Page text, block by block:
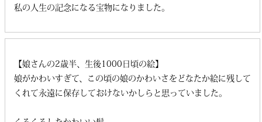
私の人生の記念になる宝物になりました。
【娘さんの2歳半、生後1000日頃の絵】
娘がかわいすぎて、この頃の娘のかわいさをどなたか絵に残して
くれて永遠に保存しておけないかしらと思っていました。